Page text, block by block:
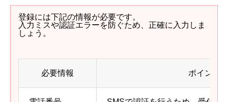
登録には下記の情報が必要です。
入力ミスや認証エラーを防ぐため、正確に入力しま
しょう。
必要情報 ポイント